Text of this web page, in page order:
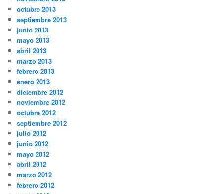
octubre 2013
septiembre 2013
junio 2013
mayo 2013
abril 2013
marzo 2013
febrero 2013
enero 2013
diciembre 2012
noviembre 2012
octubre 2012
septiembre 2012
julio 2012
junio 2012
mayo 2012
abril 2012
marzo 2012
febrero 2012